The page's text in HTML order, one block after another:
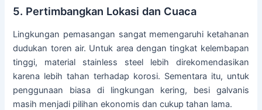
5. Pertimbangkan Lokasi dan Cuaca
Lingkungan pemasangan sangat memengaruhi ketahanan
dudukan toren air. Untuk area dengan tingkat kelembapan
tinggi, material stainless steel lebih direkomendasikan
karena lebih tahan terhadap korosi. Sementara itu, untuk
penggunaan biasa di lingkungan kering, besi galvanis
masih menjadi pilihan ekonomis dan cukup tahan lama.